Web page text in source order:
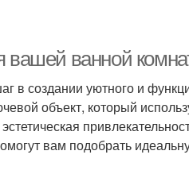
вашей ванной
создании уютного и
объект, который
вам подобрать